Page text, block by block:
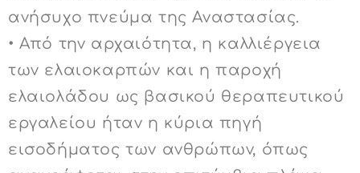
ανήσυχο πνεύμα της Αναστασίας.
• Από την αρχαιότητα, η καλλιέργεια
των ελαιοκαρπών και η παροχή
ελαιολάδου ως βασικού θεραπευτικού
εργαλείου ήταν η κύρια πηγή
εισοδήματος των ανθρώπων, όπως